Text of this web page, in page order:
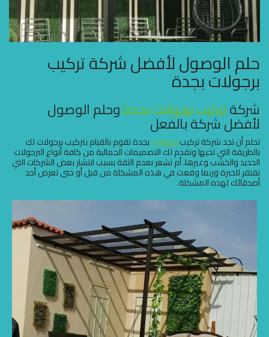
حلم الوصول لأفضل شركة تركيب
برجولات بجدة
شركةتركيب برجولات بجدةوحلم الوصول
لأفضل شركة بالفعل
تحلم أن تجد شركة تركيببرجولاتبجدة تقوم بالقيام بتركيب برجولات لك
بالطريقة التي تحبها وتقدم لك التصميمات الجمالية من كافة أنواع البرجولات
الحديد والخشب وغيرها، أم تشعر بعدم الثقة بسبب انتشار بعض الشركات التي
تفتقر للخبرة وربما وقعت في هذه المشكلة من قبل أو حتى تعرض أحد
أصدقائك لهذه المشكلة.